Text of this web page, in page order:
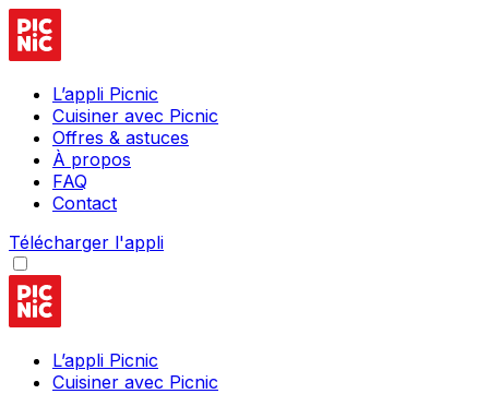
L’appli Picnic
Cuisiner avec Picnic
Offres & astuces
À propos
FAQ
Contact
Télécharger l'appli
L’appli Picnic
Cuisiner avec Picnic